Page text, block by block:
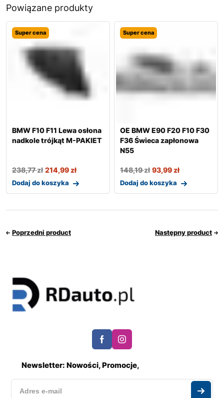
Powiązane produkty
Super cena
BMW F10 F11 Lewa osłona
nadkole trójkąt M-PAKIET
238,77zł 214,99zł
Dodaj do koszyka
Super cena
OE BMW E90 F20 F10 F30
F36 Świeca zapłonowa
N55
148,19zł 93,99zł
Dodaj do koszyka
Poprzedni product Następny product
Newsletter: Nowości, Promocje,